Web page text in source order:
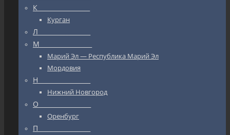
К_________________
Курган
Л_________________
М_________________
Марий Эл — Республика Марий Эл
Мордовия
Н_________________
Нижний Новгород
О_________________
Оренбург
П_________________